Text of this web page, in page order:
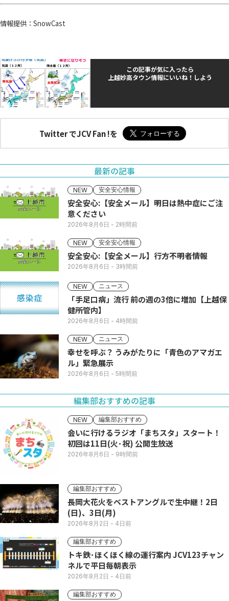
情報提供：SnowCast
この記事が気に入ったら
上越妙高タウン情報にいいね！しよう
Twitter でJCV Fan !を
最新の記事
NEW 安全安心情報
安全安心:【安全メール】明日は熱中症にご注
意ください
2026年8月6日 - 2時間前
NEW 安全安心情報
安全安心:【安全メール】行方不明者情報
2026年8月6日 - 3時間前
NEW ニュース
「手足口病」流行 前の週の3倍に増加【上越保
健所管内】
2026年8月6日 - 4時間前
NEW ニュース
幸せを呼ぶ？ うみがたりに「青色のアマガエ
ル」緊急展示
2026年8月6日 - 5時間前
編集部おすすめの記事
NEW 編集部おすすめ
会いに行けるラジオ「まちスタ」スタート！
初回は11日(火･祝) 公開生放送
2026年8月6日 - 9時間前
編集部おすすめ
長岡大花火をベストアングルで生中継！2日
(日)、3日(月)
2026年8月2日 - 4日前
編集部おすすめ
トキ鉄･ほくほく線の運行案内 JCV123チャン
ネルで平日毎朝表示
2026年8月2日 - 4日前
編集部おすすめ